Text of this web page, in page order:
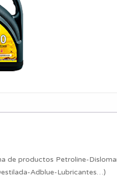
de productos Petroline-
Adblue-Lubricantes…)